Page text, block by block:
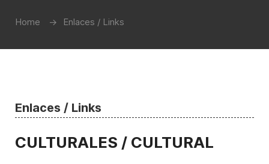
Home Enlaces / Links
Enlaces / Links
CULTURALES / CULTURAL